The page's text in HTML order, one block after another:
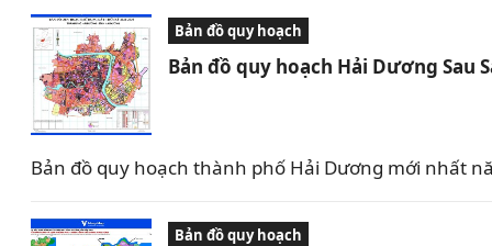
Bản đồ quy hoạch
Bản đồ quy hoạch Hải Dương Sau
Bản đồ quy hoạch thành phố Hải Dương mới nhất
Bản đồ quy hoạch